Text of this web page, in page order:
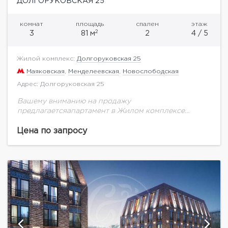
комнат
3
площадь
81 м2
спален
2
этаж
4 / 5
Жилой комплекс: Долгоруковская 25
Маяковская Менделеевская Новослободская
Адрес: Долгоруковская 25
Вашему вниманию на продажу
предлагаетсяапартамент в Жилом комплексе
четвертом этаже.Жилой комплекс «бизнес-класса»
пятиэтажные клубные...
Цена по запросу